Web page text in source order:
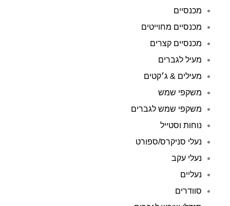
מכנסיים
מכנסיים מחוייטים
מכנסיים קצרים
מעיל לגברים
מעילים & ג׳קטים
משקפי שמש
משקפי שמש לגברים
נוחות וסטייל
נעלי סניקרס/ספורט
נעלי עקב
נעליים
סוודרים